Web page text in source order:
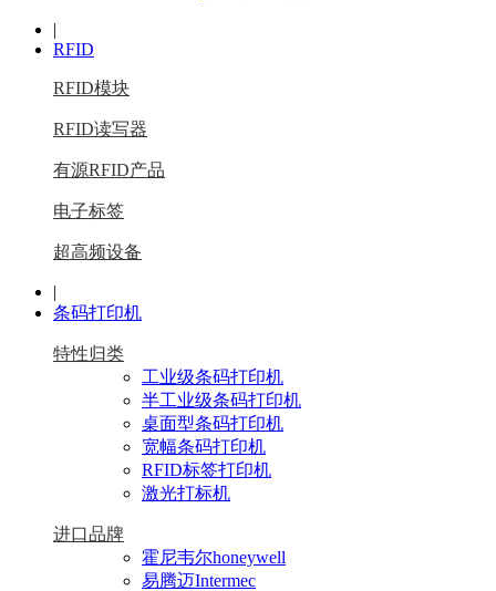
|
RFID
RFID模块
RFID读写器
有源RFID产品
电子标签
超高频设备
|
条码打印机
特性归类
工业级条码打印机
半工业级条码打印机
桌面型条码打印机
宽幅条码打印机
RFID标签打印机
激光打标机
进口品牌
霍尼韦尔honeywell
易腾迈Intermec